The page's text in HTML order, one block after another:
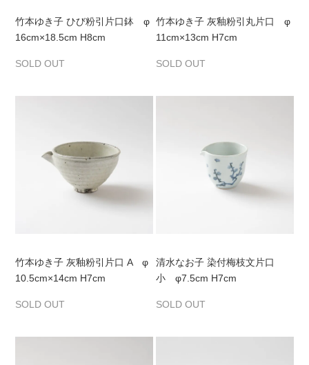
竹本ゆき子 ひび粉引片口鉢 φ
16cm×18.5cm H8cm
SOLD OUT
竹本ゆき子 灰釉粉引丸片口 φ
11cm×13cm H7cm
SOLD OUT
竹本ゆき子 灰釉粉引片口 A φ
10.5cm×14cm H7cm
SOLD OUT
清水なお子 染付梅枝文片口
小 φ7.5cm H7cm
SOLD OUT